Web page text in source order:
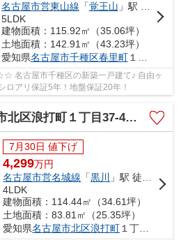
名古屋市営東山線 「覚王山 」駅 徒歩17分
5LDK
建物面積：115.92㎡（35.06坪）
土地面積：142.91㎡（43.23坪）
愛知県名古屋市千種区春里町１丁目1-33
古屋市千種区の新築一戸建て♪ 自由ヶ
ロアリ保証5年！地盤保証20年！
町１丁目37-4【仲介手数料無料】新築一戸建て
7月30日 値下げ
4,299万円
名古屋市営名城線 「黒川
」駅 徒歩13分
4LDK
建物面積：114.44㎡（34.61坪）
土地面積：83.81㎡（25.35坪）
愛知県名古屋市北区浪打町 １丁目37-4